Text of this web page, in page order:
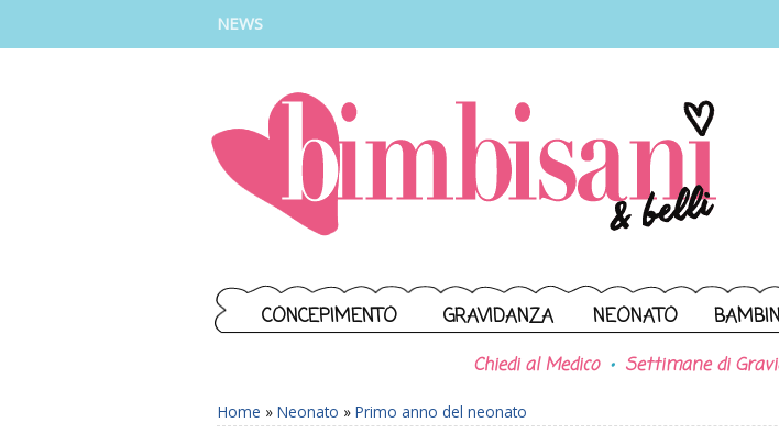
NEWS
CONCEPIMENTO GRAVIDANZA NEONATO
Chiedi al Medico Settimane di
Home » Neonato » Primo anno del neonato